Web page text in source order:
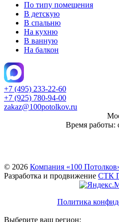
По типу помещения
В детскую
В спальню
На кухню
В ванную
На балкон
+7 (495) 233-22-60
+7 (925) 780-94-00
zakaz@100potolkov.ru
Время работы:
© 2026 Компания «100
Разработка и продвижение СТК
Политика
Выберите ваш регион: